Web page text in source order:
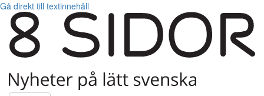
Gå direkt till textinnehåll